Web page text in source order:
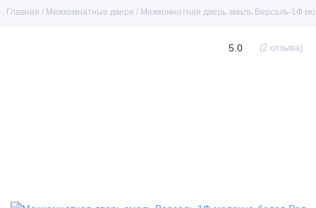
Главная Межкомнатные двери Межкомнатная дверь эмаль Версаль-1Ф
5.0 (2 отзыва)